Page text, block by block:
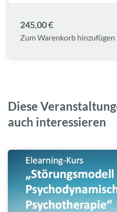
245,00 €
Zum Warenkorb hinzufügen
Diese
auch interessieren